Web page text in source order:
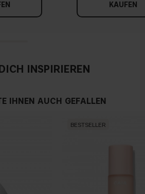
KAUFEN
INSPIRIEREN
IHNEN AUCH GEFALLEN
BESTSELLER